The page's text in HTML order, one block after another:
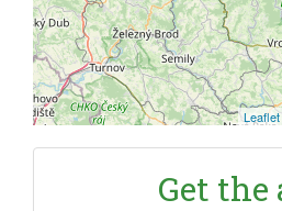
Leaflet
Get the